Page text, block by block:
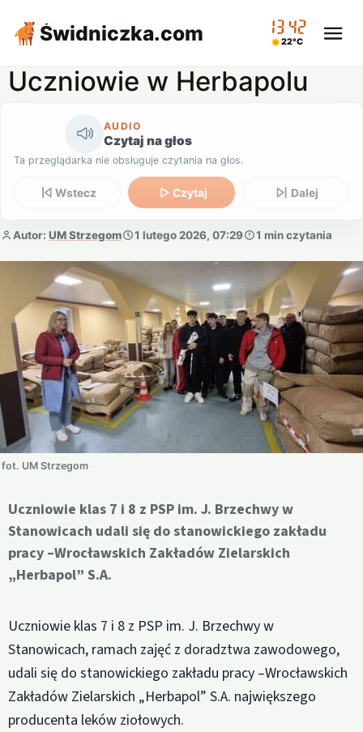
Świdniczka.com 13:42
22°C
Uczniowie w Herbapolu
AUDIO
Czytaj na głos
Ta przeglądarka nie obsługuje czytania na głos.
Wstecz Czytaj Dalej
Autor: UM Strzegom 1 lutego 2026, 07:29 1 min czytania
fot. UM Strzegom
Uczniowie klas 7 i 8 z PSP im. J. Brzechwy w
Stanowicach udali się do stanowickiego zakładu
pracy –Wrocławskich Zakładów Zielarskich
„Herbapol” S.A.
Uczniowie klas 7 i 8 z PSP im. J. Brzechwy w
Stanowicach, ramach zajęć z doradztwa zawodowego,
udali się do stanowickiego zakładu pracy –Wrocławskich
Zakładów Zielarskich „Herbapol” S.A. największego
producenta leków ziołowych.